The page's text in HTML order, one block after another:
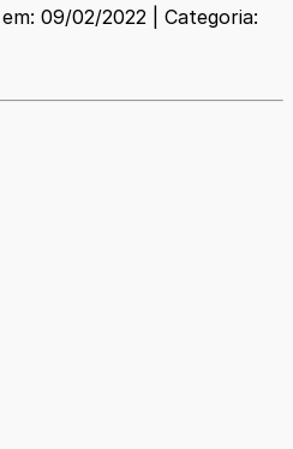
09/02/2022 | Categoria: